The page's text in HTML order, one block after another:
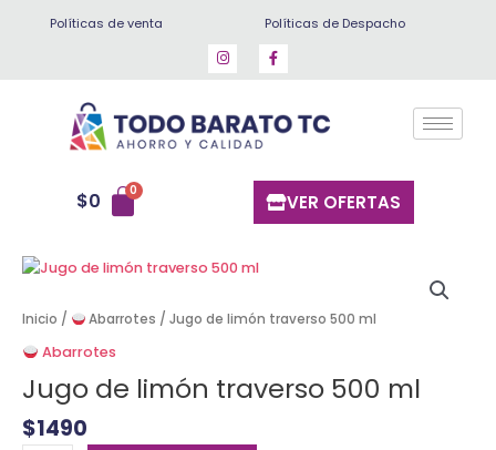
Políticas de venta Políticas de Despacho
$0 VER OFERTAS
Inicio / Abarrotes / Jugo de limón traverso 500 ml
Abarrotes
Jugo de limón traverso 500 ml
$1490
Jugo
limón
500
ml
cantidad